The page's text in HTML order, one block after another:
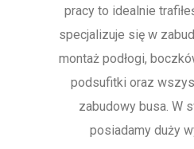
pracy to idealnie
specjalizuje się w
montaż podłogi,
podsufitki oraz
zabudowy busa. W
posiadamy duży